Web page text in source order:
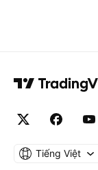
Tiếng Việt